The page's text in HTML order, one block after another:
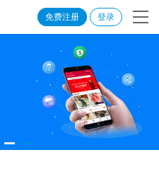
免费注册 登录